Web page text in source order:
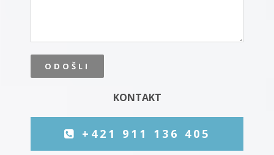
KONTAKT
+421 911 136 405